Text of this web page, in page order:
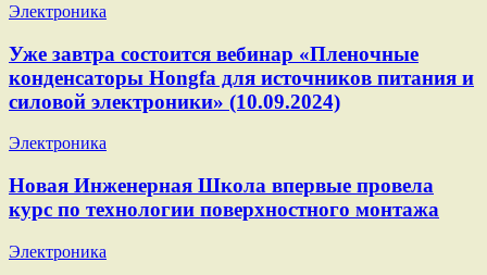
Электроника
Уже завтра состоится вебинар «Пленочные
конденсаторы Hongfa для источников питания и
силовой электроники» (10.09.2024)
Электроника
Новая Инженерная Школа впервые провела
курс по технологии поверхностного монтажа
Электроника